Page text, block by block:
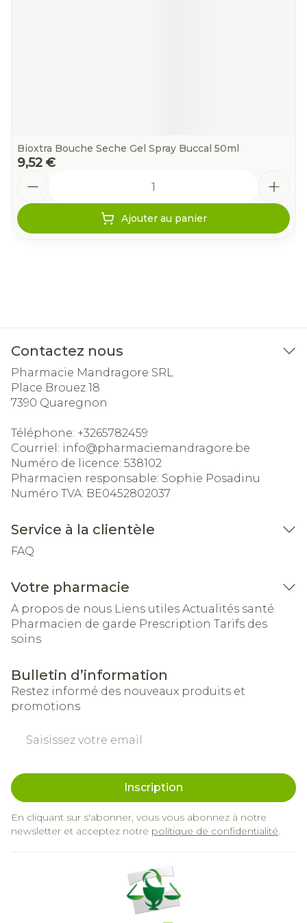
Bioxtra Bouche Seche Gel Spray Buccal 50ml
9,52 €
Ajouter au panier
Contactez nous
Pharmacie Mandragore SRL
Place Brouez 18
7390 Quaregnon
Téléphone: +3265782459
Courriel: info@pharmaciemandragore.be
Numéro de licence: 538102
Pharmacien responsable: Sophie Posadinu
Numéro TVA: BE0452802037
Service à la clientèle
FAQ
Votre pharmacie
A propos de nous Liens utiles Actualités santé
Pharmacien de garde Prescription Tarifs des
soins
Bulletin d’information
Restez informé des nouveaux produits et
promotions
Inscription
En cliquant sur s'abonner, vous vous abonnez à notre
newsletter et acceptez notre politique de confidentialité.